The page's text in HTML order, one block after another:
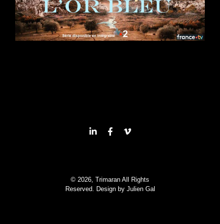
Casting : Barbara Probst, Tom Leeb, Valérie Karsenti, Marie
Kremer, Samir
Production : Banijay France, France Télévisions
© 2026, Trimaran All Rights
Reserved. Design byJulien Gal